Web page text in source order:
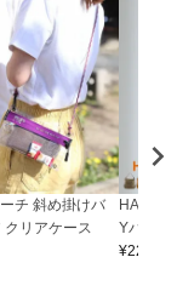
チ 斜め掛けバ
クリアケース
Yバッグ
¥22,000